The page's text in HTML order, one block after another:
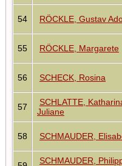
54 RÖCKLE, Gustav
55 RÖCKLE, Margarete
56 SCHECK, Rosina
57
SCHLATTE,
Juliane
58 SCHMAUDER,
SCHMAUDER,